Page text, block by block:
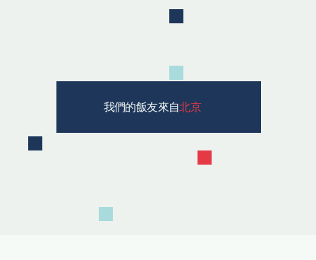
我們的飯友來自北京
臺北
上海